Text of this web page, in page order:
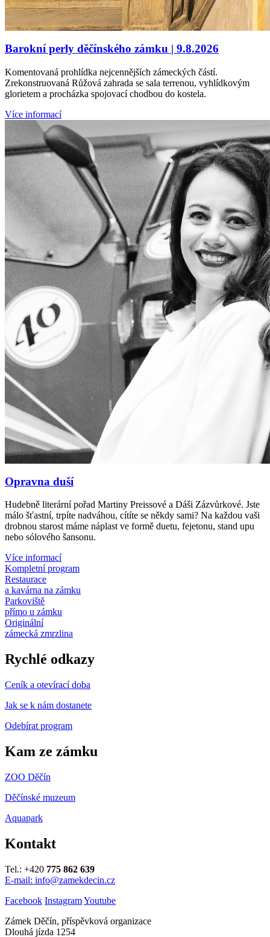
Barokní perly děčínského zámku | 9.8.2026
Komentovaná prohlídka nejcennějších zámeckých částí.
Zrekonstruovaná Růžová zahrada se sala terrenou, vyhlídkovým
glorietem a procházka spojovací chodbou do kostela.
Více informací
Opravna duší
Hudebně literární pořad Martiny Preissové a Dáši Zázvůrkové. Jste
málo šťastní, trpíte nadváhou, cítíte se někdy sami? Na každou vaši
drobnou starost máme náplast ve formě duetu, fejetonu, stand upu
nebo sólového šansonu.
Více informací
Kompletní program
Restaurace
a kavárna na zámku
Parkoviště
přímo u zámku
Originální
zámecká zmrzlina
Rychlé odkazy
Ceník a otevírací doba
Jak se k nám dostanete
Odebírat program
Kam ze zámku
ZOO Děčín
Děčínské muzeum
Aquapark
Kontakt
Tel.: +420 775 862 639
E-mail: info@zamekdecin.cz
Facebook InstagramYoutube
Zámek Děčín, příspěvková organizace
Dlouhá jízda 1254